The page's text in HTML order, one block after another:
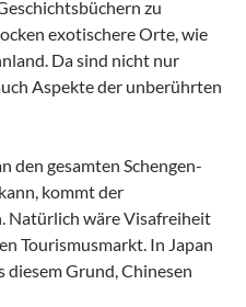
zu
exotischere Orte, wie
Da sind nicht nur
Aspekte der unberührten
den gesamten Schengen-
kommt der
Natürlich wäre Visafreiheit
Tourismusmarkt. In Japan
diesem Grund, Chinesen